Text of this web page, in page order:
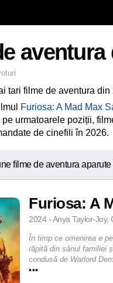
aventura
tari filme de aventura
Furiosa: A Mad Max
urmatoarele poziții,
de cinefili în 2026.
filme de aventura
Furiosa: A
2024 - Anya Taylor-Joy,
În timp ce omenirea e
răpită din sânul familiei
condusă de Warlord
•••